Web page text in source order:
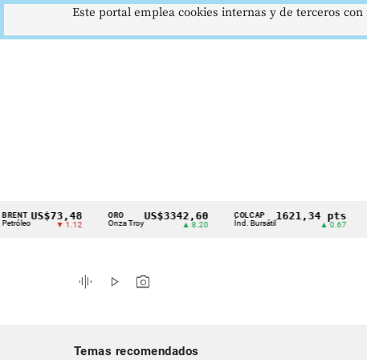
Cintillo
indicadores
económicos
▼ 1.12
ORO
Onza Troy
US$3342,60 COLCAP
Índ. Bursátil
1621,34 pts USD/
Dólar
graphic_eq play_arrow photo_camera
Temas recomendados
Este portal emplea cookies internas y de terceros